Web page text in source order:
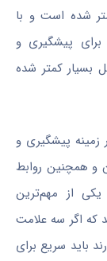
شده است و با
پیشگیری و
بسیار کمتر شده
زمینه پیشگیری و
و همچنین روابط
یکی از مهم‌ترین
که اگر سه علامت
باید سریع برای